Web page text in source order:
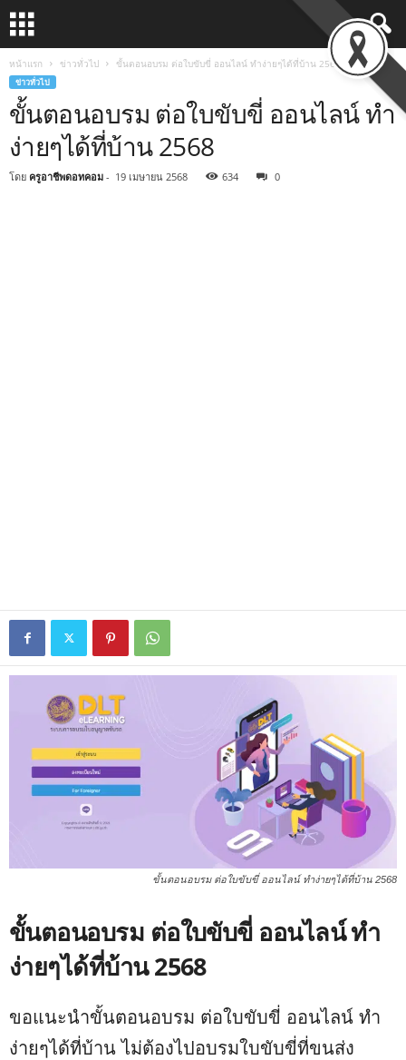
หน้าแรก ข่าวทั่วไป ขั้นตอนอบรม ต่อใบขับขี่ ออนไลน์ ทำง่ายๆได้ที่บ้าน 2568
ข่าวทั่วไป
ขั้นตอนอบรม ต่อใบขับขี่ ออนไลน์ ทำ
ง่ายๆได้ที่บ้าน 2568
โดย ครูอาชีพดอทคอม - 19 เมษายน 2568 634 0
ขั้นตอนอบรม ต่อใบขับขี่ ออนไลน์ ทำง่ายๆได้ที่บ้าน 2568
ขั้นตอนอบรม ต่อใบขับขี่ ออนไลน์ ทำ
ง่ายๆได้ที่บ้าน 2568
ขอแนะนำขั้นตอนอบรม ต่อใบขับขี่ ออนไลน์ ทำ
ง่ายๆได้ที่บ้าน ไม่ต้องไปอบรมใบขับขี่ที่ขนส่ง